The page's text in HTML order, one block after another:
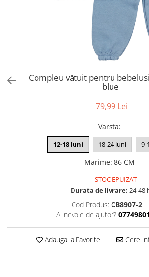
Compleu vătuit pentru
blue
79,99 Lei
Varsta:
12-18 luni 18-24 luni 9-
Marime: 86 CM
STOC EPUIZAT
Durata de livrare: 24-48
Cod Produs: CB8907-2
Ai nevoie de ajutor?
Adauga la Favorite Cere